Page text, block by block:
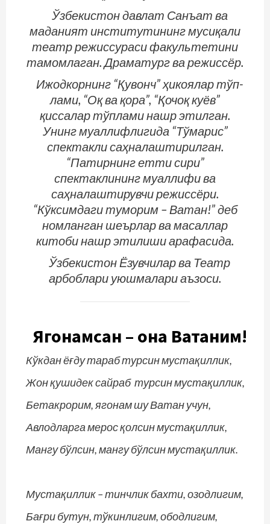
Ўзбекистон давлат Санъат ва
маданият институтининг мусиқали
театр режиссураси факультетини
тамомлаган. Драматург ва режиссёр.
Ижодкорнинг “Қувонч” ҳикоялар тўп­
лами, “Оқ ва қора”, “Қочоқ куёв”
қиссалар тўплами нашр этилган.
Унинг муаллифлигида “Тўмарис”
спектакли саҳналаштирилган.
“Патирнинг етти сири”
спектаклининг муаллифи ва
саҳналаштирувчи режиссёри.
“Кўксимдаги туморим – Ватан!” деб
номланган шеърлар ва масаллар
китоби нашр этилиши арафасида.
Ўзбекистон Ёзувчилар ва Театр
арбоблари уюшмалари аъзоси.
Ягонамсан – она Ватаним!
Кўкдан ёғду тараб турсин мустақиллик,
Жон қушидек сайраб турсин мустақиллик,
Бетакрорим, ягонам шу Ватан учун,
Авлодларга мерос қолсин мустақиллик,
Мангу бўлсин, мангу бўлсин мустақиллик.
Мустақиллик – тинчлик бахти, озодлигим,
Бағри бутун, тўкинлигим, ободлигим,